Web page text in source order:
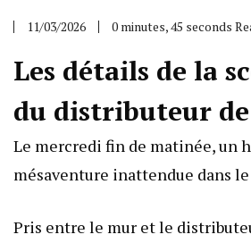
11/03/2026 0 minutes, 45 seconds
Les détails de la
du distributeur
Le mercredi fin de matinée, un
mésaventure inattendue dans
Pris entre le mur et le